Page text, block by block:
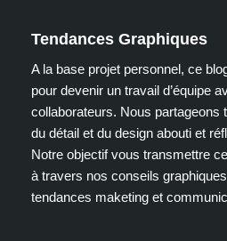
Tendances Graphiques
A la base projet personnel, ce
pour devenir un travail d’équipe
collaborateurs. Nous partageons
du détail et du design abouti et
Notre objectif vous transmettre
à travers nos conseils
tendances maketing et